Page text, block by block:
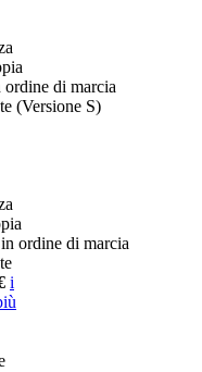
ordine di marcia
(Versione S)
ordine di marcia
i